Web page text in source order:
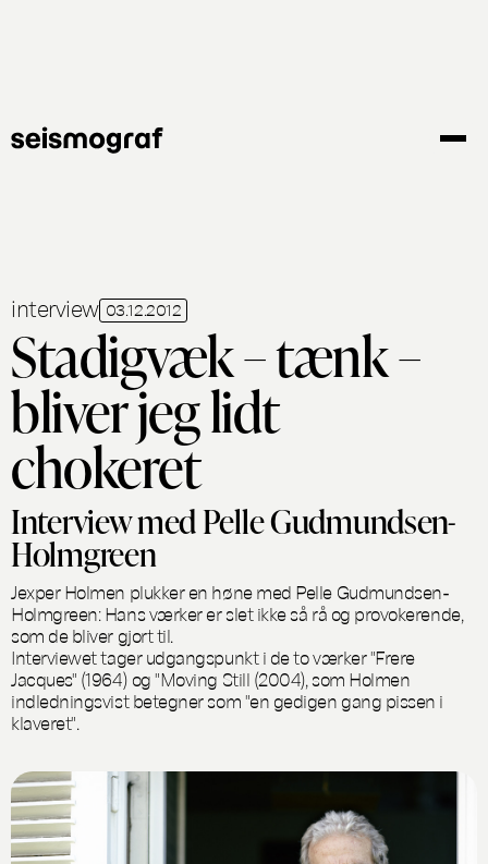
interview 03.12.2012
Stadigvæk – tænk –
bliver jeg lidt
chokeret
Interview med Pelle Gudmundsen-
Holmgreen
Jexper Holmen plukker en høne med Pelle Gudmundsen-
Holmgreen: Hans værker er slet ikke så rå og provokerende,
som de bliver gjort til.
Interviewet tager udgangspunkt i de to værker "Frere
Jacques" (1964) og "Moving Still (2004), som Holmen
indledningsvist betegner som "en gedigen gang pissen i
klaveret".